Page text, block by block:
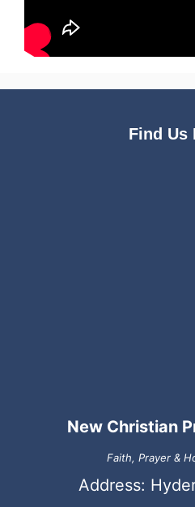
Find Us
New Christian
Faith, Prayer &
Address: